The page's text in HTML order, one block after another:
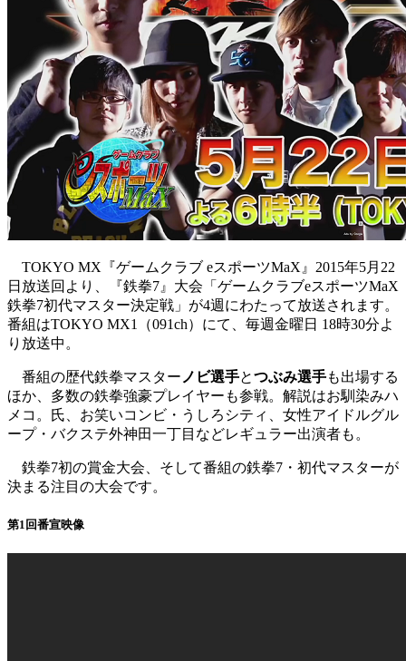
TOKYO MX『ゲームクラブ eスポーツMaX』2015年5月22
日放送回より、『鉄拳7』大会「ゲームクラブeスポーツMaX
鉄拳7初代マスター決定戦」が4週にわたって放送されます。
番組はTOKYO MX1（091ch）にて、毎週金曜日 18時30分よ
り放送中。
番組の歴代鉄拳マスター ノビ選手とつぶみ選手も出場する
ほか、多数の鉄拳強豪プレイヤーも参戦。解説はお馴染みハ
メコ。氏、お笑いコンビ・うしろシティ、女性アイドルグル
ープ・バクステ外神田一丁目などレギュラー出演者も。
鉄拳7初の賞金大会、そして番組の鉄拳7・初代マスターが
決まる注目の大会です。
第1回番宣映像